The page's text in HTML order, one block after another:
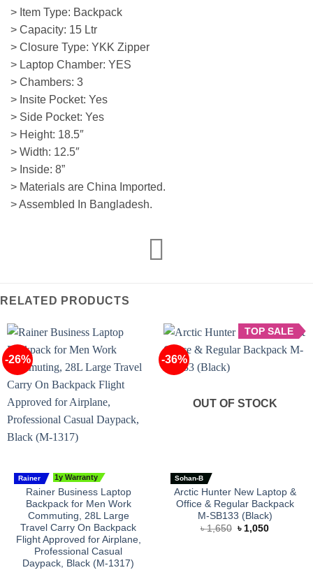
> Item Type: Backpack
> Capacity: 15 Ltr
> Closure Type: YKK Zipper
> Laptop Chamber: YES
> Chambers: 3
> Insite Pocket: Yes
> Side Pocket: Yes
> Height: 18.5″
> Width: 12.5″
> Inside: 8”
> Materials are China Imported.
> Assembled In Bangladesh.
RELATED PRODUCTS
-26%
Rainer 1y Warranty
Rainer Business Laptop
Backpack for Men Work
Commuting, 28L Large
Travel Carry On Backpack
Flight Approved for Airplane,
Professional Casual
Daypack, Black (M-1317)
-36%
TOP SALE
OUT OF STOCK
Sohan-B
Arctic Hunter New Laptop &
Office & Regular Backpack
M-SB133 (Black)
৳1,650 Original
৳ 1,050Current